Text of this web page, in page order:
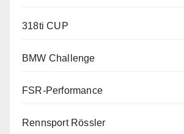
318ti CUP
BMW Challenge
FSR-Performance
Rennsport Rössler